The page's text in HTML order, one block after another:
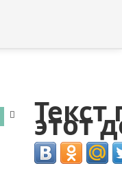
Текст
этот